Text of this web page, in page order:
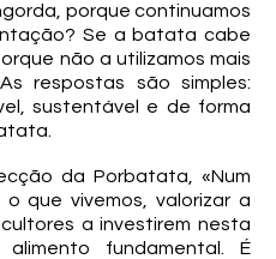
porque continuamos
Se a batata cabe
não a utilizamos mais
respostas são simples:
sustentável e de forma
da Porbatata, «Num
que vivemos, valorizar a
a investirem nesta
fundamental. É